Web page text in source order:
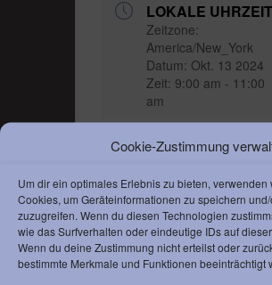
Cookie-Zustimmung
Um dir ein optimales Erlebnis zu bieten, verwenden
Cookies, um Geräteinformationen zu speichern
zuzugreifen. Wenn du diesen Technologien
wie das Surfverhalten oder eindeutige IDs auf
Wenn du deine Zustimmung nicht erteilst oder
bestimmte Merkmale und Funktionen beeinträchtigt
LOKALE UHRZEIT
Zeitzone:
America/New_York
Datum: Okt. 13 2024
Zeit: 9:00 am - 11:00
am
KATEGORIE
Event
Jiu Jitsu